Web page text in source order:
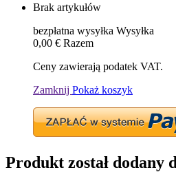
Brak artykułów
bezpłatna wysyłka Wysyłka
0,00 € Razem
Ceny zawierają podatek VAT.
Zamknij Pokaż koszyk
Produkt został dodany